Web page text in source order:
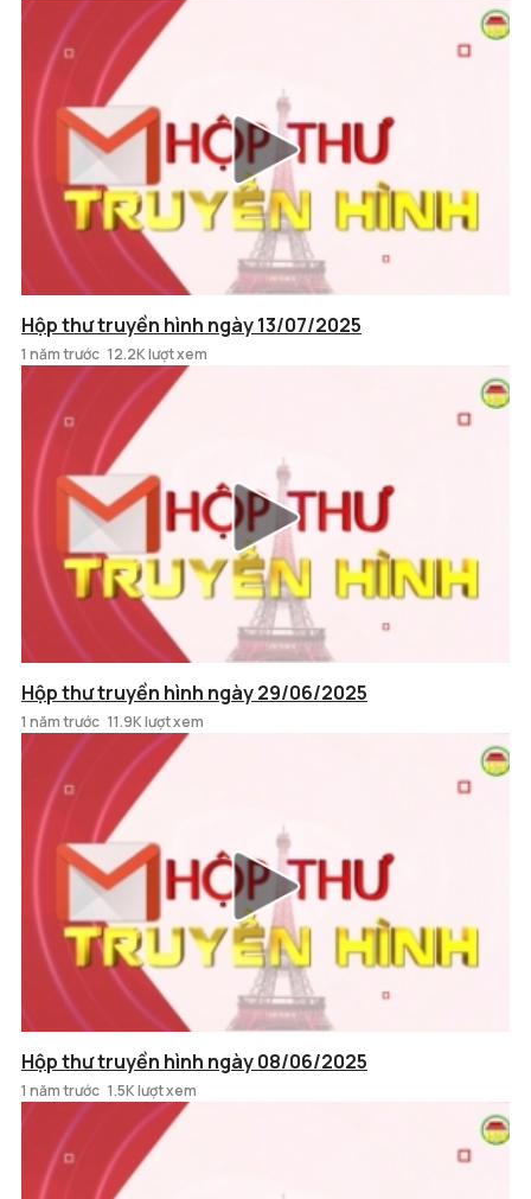
Hộp thư truyền hình ngày 13/07/2025
1 năm trước 12.2K lượt xem
Hộp thư truyền hình ngày 29/06/2025
1 năm trước 11.9K lượt xem
Hộp thư truyền hình ngày 08/06/2025
1 năm trước 1.5K lượt xem